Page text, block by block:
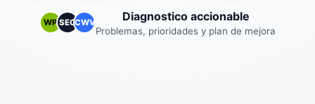
WP SEOCWV Diagnostico accionable
Problemas, prioridades y plan de mejora